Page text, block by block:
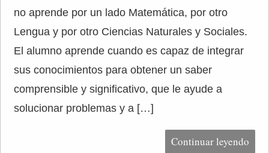
no aprende por un lado Matemática, por otro
Lengua y por otro Ciencias Naturales y Sociales.
El alumno aprende cuando es capaz de integrar
sus conocimientos para obtener un saber
comprensible y significativo, que le ayude a
solucionar problemas y a […]
Continuar leyendo